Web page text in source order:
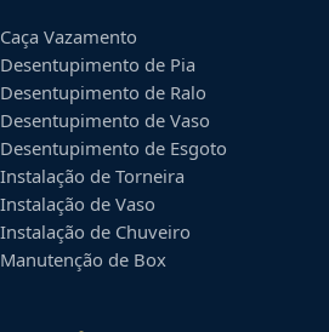
Caça Vazamento
Desentupimento de Pia
Desentupimento de Ralo
Desentupimento de Vaso
Desentupimento de Esgoto
Instalação de Torneira
Instalação de Vaso
Instalação de Chuveiro
Manutenção de Box